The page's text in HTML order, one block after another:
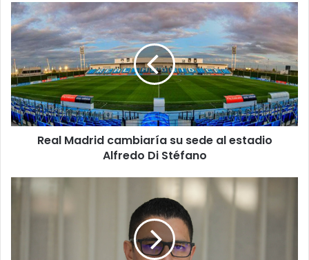
Real
Madrid
cambiaría
su
sede
al
estadio
Alfredo
Di
StéfanoReal Madrid cambiaría su sede al estadio
Alfredo Di Stéfano